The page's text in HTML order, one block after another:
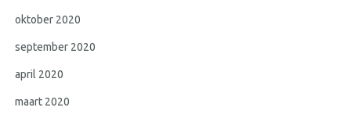
oktober 2020
september 2020
april 2020
maart 2020